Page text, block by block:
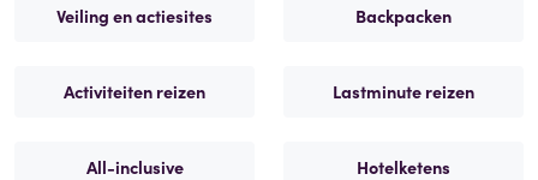
Veiling en actiesites Backpacken
Activiteiten reizen Lastminute reizen
All-inclusive Hotelketens